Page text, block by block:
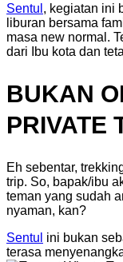
Sentul , kegiatan ini
liburan bersama
masa new normal.
dari Ibu kota dan
BUKAN
PRIVATE
Eh sebentar,
trip. So, bapak/ibu
teman yang sudah
nyaman, kan?
Sentul ini bukan
terasa